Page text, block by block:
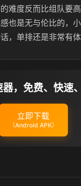
难度反而比组队要
也是无与伦比的，
，单排还是非常有体
器，免费、快速
立即下载
（Android APK）